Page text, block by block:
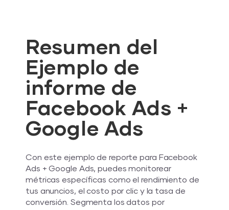
Resumen del
Ejemplo de
informe de
Facebook Ads +
Google Ads
Con este ejemplo de reporte para Facebook
Ads + Google Ads, puedes monitorear
métricas específicas como el rendimiento de
tus anuncios, el costo por clic y la tasa de
conversión. Segmenta los datos por